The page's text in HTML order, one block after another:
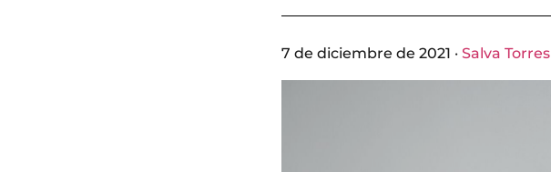
7 de diciembre de 2021 · Salva Torres